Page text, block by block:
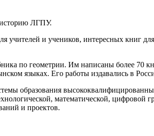
ЛГПУ.
и учеников, интересных книг
по геометрии. Им написаны более 70
языках. Его работы издавались в
образования
математической, цифровой
и проектов.